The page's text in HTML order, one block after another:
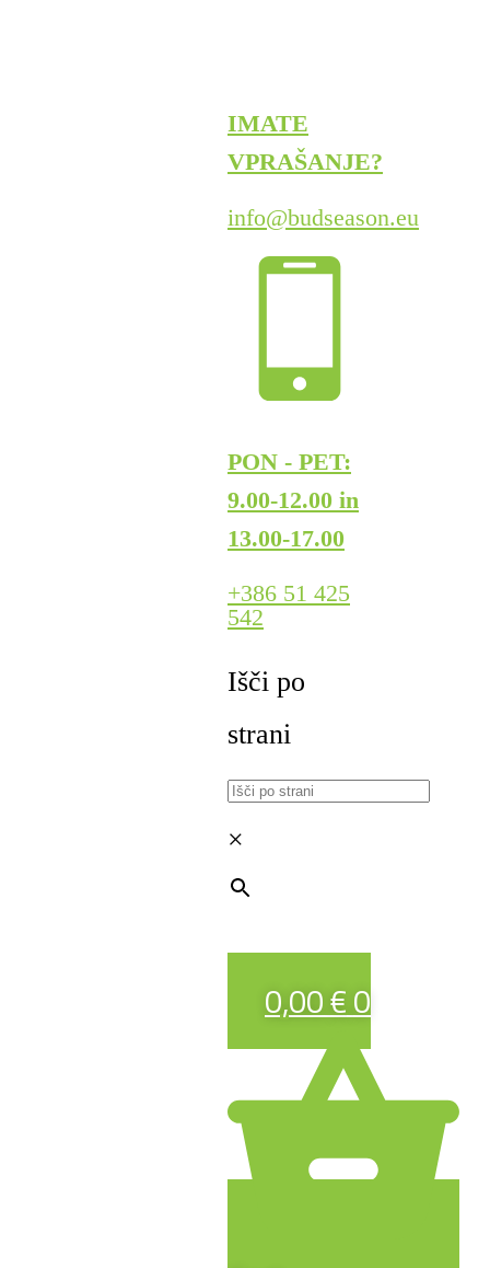
IMATE
VPRAŠANJE?
info@budseason.eu
PON - PET:
9.00-12.00 in
13.00-17.00
+386 51 425
542
Išči po
strani
×
0,00€0